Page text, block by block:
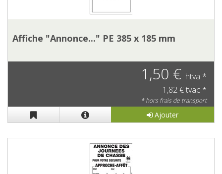
Affiche "Annonce..." PE 385 x 185 mm
1,50 € htva *
1,82 € tvac *
* hors frais de transport
Ajouter